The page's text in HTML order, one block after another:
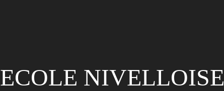
ECOLE NIVELLOISE